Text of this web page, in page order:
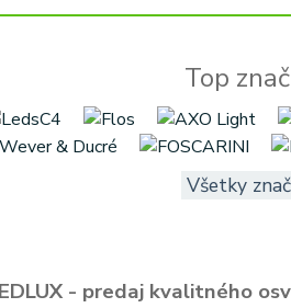
Top
Všetky
- predaj kvalitného